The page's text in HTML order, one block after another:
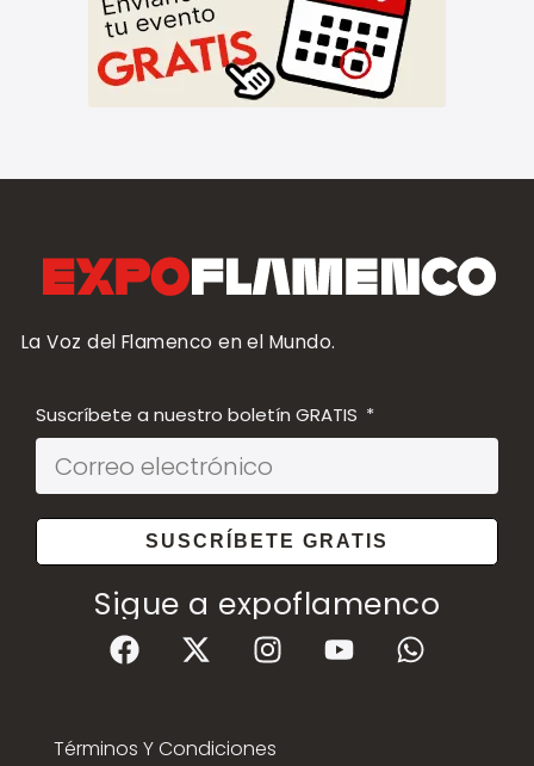
La Voz del Flamenco en el Mundo.
Suscríbete a nuestro boletín GRATIS
SUSCRÍBETE GRATIS
Sigue a expoflamenco
Términos Y Condiciones